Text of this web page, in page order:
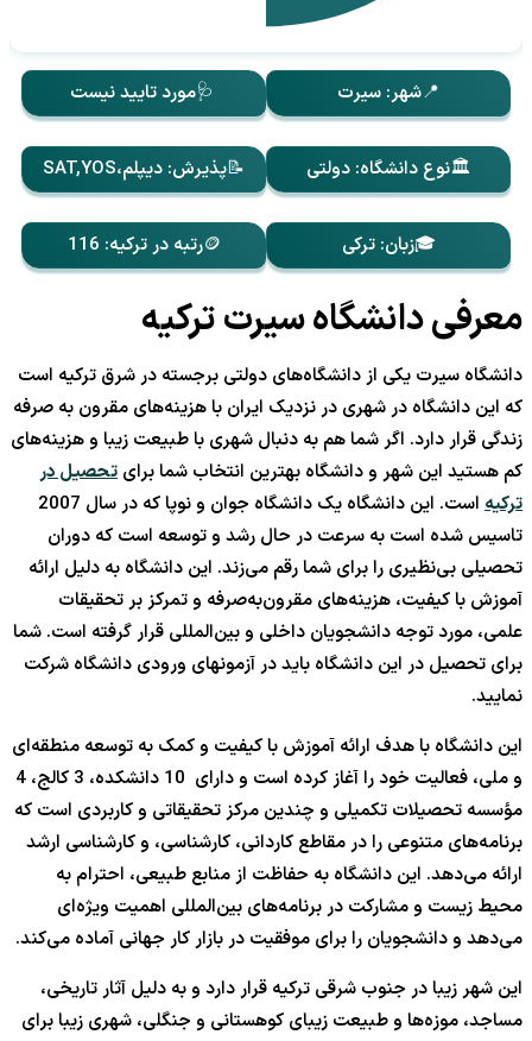
📍شهر: سیرت 🩺مورد تایید نیست
🏛️نوع دانشگاه: دولتی 📝پذیرش: دیپلم،SAT,YOS
🎓زبان: ترکی 🪙رتبه در ترکیه: 116
معرفی دانشگاه سیرت ترکیه
دانشگاه سیرت یکی از دانشگاه‌های دولتی برجسته در شرق ترکیه است
که این دانشگاه در شهری در نزدیک ایران با هزینه‌های مقرون به صرفه
زندگی قرار دارد. اگر شما هم به دنبال شهری با طبیعت زیبا و هزینه‌های
کم هستید این شهر و دانشگاه بهترین انتخاب شما برای تحصیل در
ترکیه
است. این دانشگاه یک دانشگاه جوان و نوپا که در سال 2007
تاسیس شده است به سرعت در حال رشد و توسعه است که دوران
تحصیلی بی‌نظیری را برای شما رقم می‌زند. این دانشگاه به دلیل ارائه
آموزش با کیفیت، هزینه‌های مقرون‌به‌صرفه و تمرکز بر تحقیقات
علمی، مورد توجه دانشجویان داخلی و بین‌المللی قرار گرفته است. شما
برای تحصیل در این دانشگاه باید در آزمونهای ورودی دانشگاه شرکت
نمایید.
این دانشگاه با هدف ارائه آموزش با کیفیت و کمک به توسعه منطقه‌ای
و ملی، فعالیت خود را آغاز کرده است و دارای 10 دانشکده، 3 کالج، 4
مؤسسه تحصیلات تکمیلی و چندین مرکز تحقیقاتی و کاربردی است که
برنامه‌های متنوعی را در مقاطع کاردانی، کارشناسی، و کارشناسی ارشد
ارائه می‌دهد. این دانشگاه به حفاظت از منابع طبیعی، احترام به
محیط زیست و مشارکت در برنامه‌های بین‌المللی اهمیت ویژه‌ای
می‌دهد و دانشجویان را برای موفقیت در بازار کار جهانی آماده می‌کند.
این شهر زیبا در جنوب شرقی ترکیه قرار دارد و به دلیل آثار تاریخی،
مساجد، موزه‌ها و طبیعت زیبای کوهستانی و جنگلی، شهری زیبا برای